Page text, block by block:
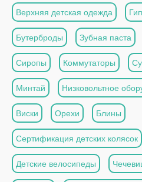
Верхняя детская одежда
Бутерброды Зубная паста
Сиропы Коммутаторы
Минтай Низковольтное
Виски Орехи Блины
Сертификация детских колясок
Детские велосипеды